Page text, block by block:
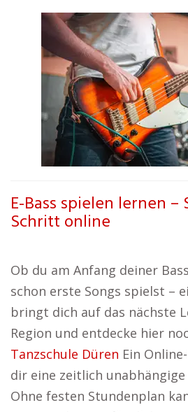
E-Bass spielen lernen
Schritt online
Ob du am Anfang deiner
schon erste Songs spielst –
bringt dich auf das nächste
Region und entdecke hier
Tanzschule Düren Ein
dir eine zeitlich
Ohne festen Stundenplan